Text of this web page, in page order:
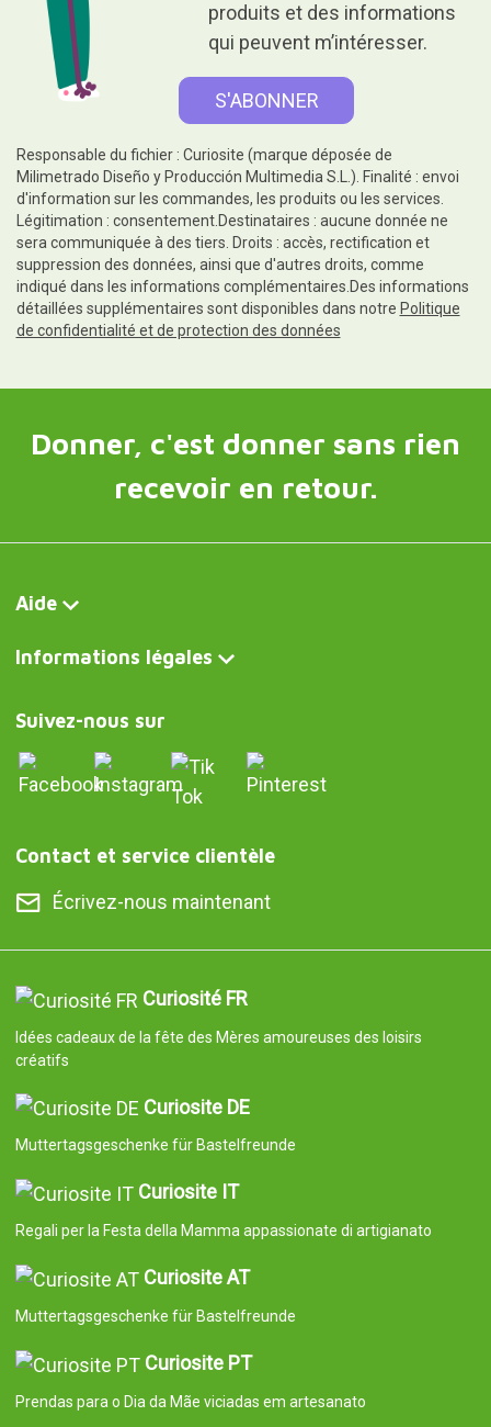
produits et des informations
qui peuvent m’intéresser.
Responsable du fichier : Curiosite (marque déposée de
Milimetrado Diseño y Producción Multimedia S.L.). Finalité : envoi
d'information sur les commandes, les produits ou les services.
Légitimation : consentement.Destinataires : aucune donnée ne
sera communiquée à des tiers. Droits : accès, rectification et
suppression des données, ainsi que d'autres droits, comme
indiqué dans les informations complémentaires.Des informations
détaillées supplémentaires sont disponibles dans notre Politique
de confidentialité et de protection des données
Donner, c'est donner sans rien
recevoir en retour.
Aide
Informations légales
Suivez-nous sur
Contact et service clientèle
Écrivez-nous maintenant
Curiosité FR
Idées cadeaux de la fête des Mères amoureuses des loisirs
créatifs
Curiosite DE
Muttertagsgeschenke für Bastelfreunde
Curiosite IT
Regali per la Festa della Mamma appassionate di artigianato
Curiosite AT
Muttertagsgeschenke für Bastelfreunde
Curiosite PT
Prendas para o Dia da Mãe viciadas em artesanato